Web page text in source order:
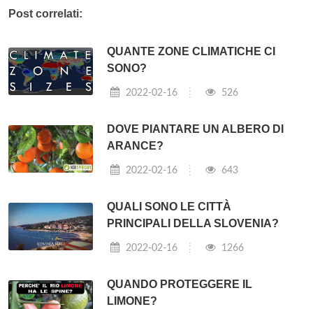
Post correlati:
QUANTE ZONE CLIMATICHE CI
SONO?
2022-02-16 526
DOVE PIANTARE UN ALBERO DI
ARANCE?
2022-02-16 643
QUALI SONO LE CITTÀ
PRINCIPALI DELLA SLOVENIA?
2022-02-16 1266
QUANDO PROTEGGERE IL
LIMONE?